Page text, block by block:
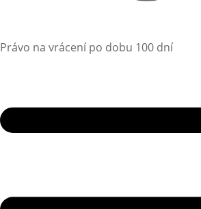
Právo na vrácení po dobu 100 dní